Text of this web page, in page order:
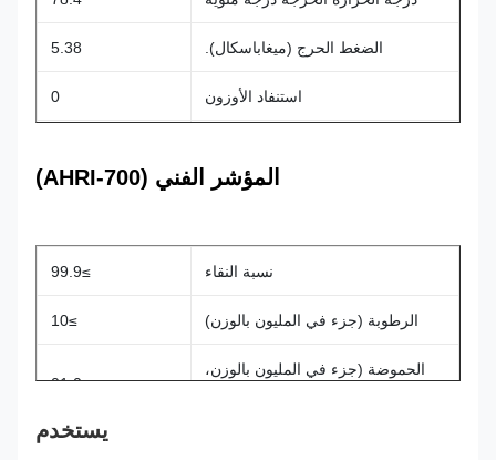
الضغط الحرج (ميغاباسكال).
استنفاد الأوزون
المؤشر الفني (AHRI-700)
نسبة النقاء
الرطوبة (جزء في المليون بالوزن)
الحموضة (جزء في المليون بالوزن،
.01.0
يستخدم